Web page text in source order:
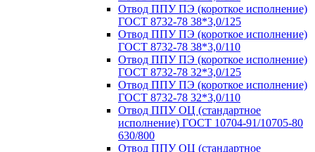
Отвод ППУ ПЭ (короткое исполнение)
ГОСТ 8732-78 38*3,0/125
Отвод ППУ ПЭ (короткое исполнение)
ГОСТ 8732-78 38*3,0/110
Отвод ППУ ПЭ (короткое исполнение)
ГОСТ 8732-78 32*3,0/125
Отвод ППУ ПЭ (короткое исполнение)
ГОСТ 8732-78 32*3,0/110
Отвод ППУ ОЦ (стандартное
исполнение) ГОСТ 10704-91/10705-80
630/800
Отвод ППУ ОЦ (стандартное